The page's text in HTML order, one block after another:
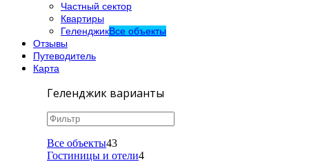
Частный сектор
Квартиры
ГеленджикВсе объекты
Отзывы
Путеводитель
Карта
Геленджик варианты
Все объекты43
Гостиницы и отели4